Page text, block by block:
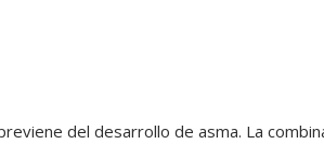
del desarrollo de asma. La